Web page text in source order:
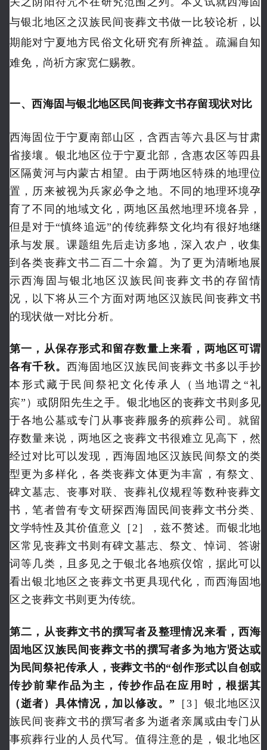
与银北地区之汉族民间丧葬文书做一比较论析，以
期能对宁夏地方民俗文化研究有所裨益。 疏漏自知
难免，尚祈方家宽仁赐教。
一、西海固与银北地区民间丧葬文书存留现状对比
西海固位于宁夏南部山区，含西吉等六县区与甘肃
省接壤。银北地区位于宁夏北部，含惠农区等四县
区隔黄河与内蒙古相望。由于两地区特殊的地理位
置，历来被视为兵家必争之地。不同的地理环境孕
育了不同的地域文化，两地区虽然地理环境各异，
但是对于“慎终追远”的传统葬祭文化均有很好地继
承与发展。课题组先后走访多地，深入农户，收集
到各类丧葬文书二百二十余篇。为了更为清晰地展
示西海固与银北地区汉族民间丧葬文书的存留情
况，以下将从三个方面对两地区汉族民间丧葬文书
的现状做一对比分析。
第一，从保存形式和留存数量上来看，两地区可谓
各有千秋。西海固地区汉族民间丧葬文书多以手抄
本形式藏于民间祭祀文化传承人（当地谓之“礼
宾”）或阴阳先生之手。银北地区的丧葬文书则多见
于各地公墓或专门从事丧葬服务的殡葬公司。就留
存数量来说，两地区之丧葬文书很难立见高下，然
经过对比可以发现，西海固地区汉族民间祭文的类
型更为多样化，各类丧葬文体更为丰富，有祭文、
碑文墓志、丧事对联、丧葬礼仪规程等数种丧葬文
书，笔者曾有专文研探西海固民间丧葬文书分类、
文学特性及其价值意义［2］，兹不赘述。而银北地
区常见丧葬文书则有碑文墓志、祭文、悼词、答谢
词等几类，且多见之于银北各地殡仪馆，据此可以
看出银北地区之丧葬文书更具现代化，而西海固地
区之丧葬文书则更为传统。
第二，从丧葬文书的撰写者及整理情况来看，西海
固地区汉族民间丧葬文书的撰写者多为地方贤达或
为民间祭祀传承人，丧葬文书的“创作形式以自创或
传抄前辈作品为主，传抄作品在应用时，根据其
（逝者）具体情况，加以修改。” ［3］银北地区汉
族民间丧葬文书的撰写者多为逝者亲属或由专门从
事殡葬行业的人员代写。值得注意的是，银北地区